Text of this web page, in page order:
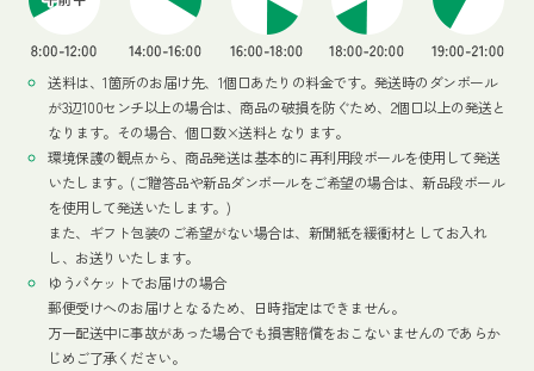
送料は、1箇所のお届け先、1個口あたりの料金です。発送時のダンボール
が3辺100センチ以上の場合は、商品の破損を防ぐため、2個口以上の発送と
なります。その場合、個口数×送料となります。
環境保護の観点から、商品発送は基本的に再利用段ボールを使用して発送
いたします。(ご贈答品や新品ダンボールをご希望の場合は、新品段ボール
を使用して発送いたします。)
また、ギフト包装のご希望がない場合は、新聞紙を緩衝材としてお入れ
し、お送りいたします。
ゆうパケットでお届けの場合
郵便受けへのお届けとなるため、日時指定はできません。
万一配送中に事故があった場合でも損害賠償をおこないませんのであらか
じめご了承ください。